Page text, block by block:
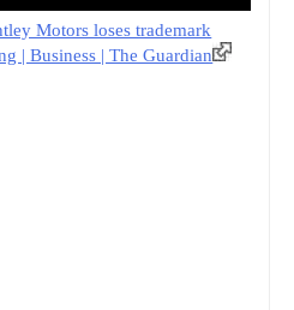
Motors loses trademark
| Business | The Guardian